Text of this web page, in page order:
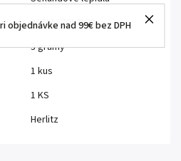
objednávke nad 99€ bez DPH
4008117017122
3 gramy
1 kus
1 KS
Herlitz